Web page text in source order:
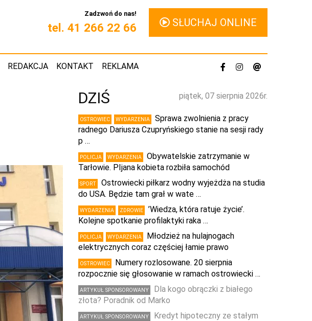
Zadzwoń do nas!
tel. 41 266 22 66 SŁUCHAJ ONLINE
REDAKCJA KONTAKT REKLAMA
piątek, 07 sierpnia 2026r.
DZIŚ
OSTROWIEC WYDARZENIA
Sprawa zwolnienia z pracy
radnego Dariusza Czupryńskiego stanie na sesji rady
p …
POLICJA WYDARZENIA
Obywatelskie zatrzymanie w
Tarłowie. PIjana kobieta rozbiła samochód
SPORT
Ostrowiecki piłkarz wodny wyjeżdża na studia
do USA. Będzie tam grał w wate …
WYDARZENIA ZDROWIE
’Wiedza, która ratuje życie’.
Kolejne spotkanie profilaktyki raka …
POLICJA WYDARZENIA
Młodzież na hulajnogach
elektrycznych coraz częściej łamie prawo
OSTROWIEC
Numery rozlosowane. 20 sierpnia
rozpocznie się głosowanie w ramach ostrowiecki …
ARTYKUŁ SPONSOROWANY
Dla kogo obrączki z białego
złota? Poradnik od Marko
ARTYKUŁ SPONSOROWANY
Kredyt hipoteczny ze stałym